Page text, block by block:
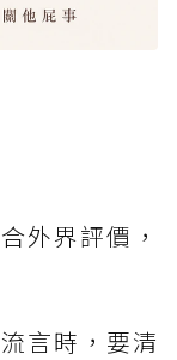
外界評價，
言時，要清